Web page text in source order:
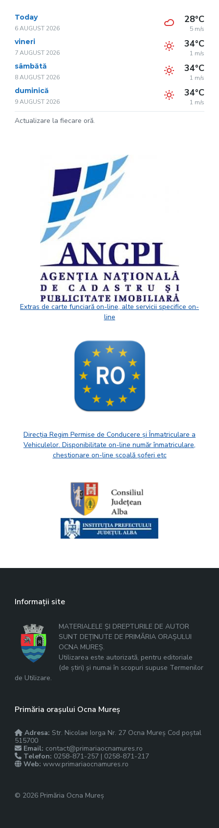
Today
6 AUGUST 2026
28°C
5 m/s
vineri
7 AUGUST 2026
34°C
1 m/s
sâmbătă
8 AUGUST 2026
34°C
1 m/s
duminică
9 AUGUST 2026
34°C
1 m/s
Actualizare la fiecare oră.
Extras de carte funciară on-line, alte servicii specifice on-
line
Direcția Regim Permise de Conducere și Înmatriculare a
Vehiculelor. Disponibilitate on-line număr înmatriculare,
chestionare on-line școală șoferi etc
Informații site
MATERIALELE ȘI DREPTURILE DE AUTOR
SUNT DEȚINUTE DE PRIMĂRIA ORAȘULUI
OCNA MUREȘ.
Utilizarea este autorizată, pentru editoriale
(de știri) și numai în scopuri supuse Termenilor
de Utilizare.
Primăria orașului Ocna Mureș
Adresa: Str. Nicolae Iorga Nr. 27 Ocna Mureș Cod poștal
515700
Email: contact@primariaocnamures.ro
Telefon: 0258-871-257 | 0258-871-217
Web: www.primariaocnamures.ro
© 2026 Primăria Ocna Mureș